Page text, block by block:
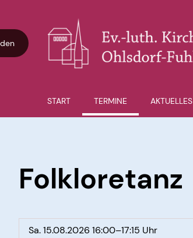
START TERMINE AKTUELLES
Folkloretanz
Sa. 15.08.2026 16:00–17:15 Uhr